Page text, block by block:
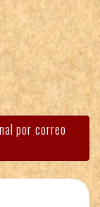
por correo